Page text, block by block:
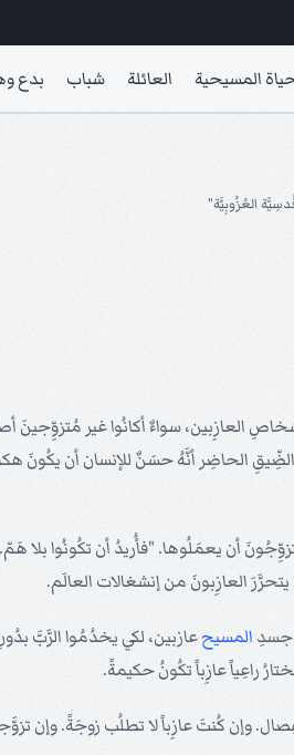
المسيحية العائلة شباب بدع
العُزُوبِيَّة"
سواءٌ أكانُوا غير مُتزوِّجينَ
أن يعمَلُوها. "فأُريدُ أن تكُونُوا بلا
جسدِ المسيحعازبين، لكي يخدُمُوا الرَّبَّ
راعِياً عازِباً تكُونُ حكيمةً.
وإن كُنتَ عازِباً لا تطلُب زوجَةً. وإن